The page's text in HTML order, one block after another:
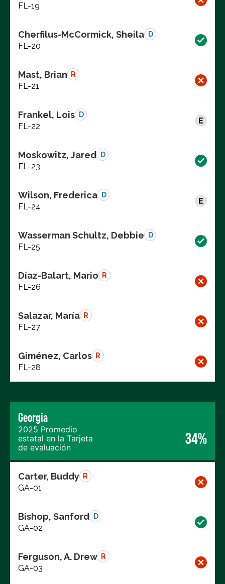
FL-19
Cherfilus-McCormick, Sheila D
FL-20
Mast, Brian R
FL-21
Frankel, Lois D
FL-22
Moskowitz, Jared D
FL-23
Wilson, Frederica D
FL-24
Wasserman Schultz, Debbie D
FL-25
Díaz-Balart, Mario R
FL-26
Salazar, María R
FL-27
Giménez, Carlos R
FL-28
Georgia
2025 Promedio
estatal en la Tarjeta
de evaluación
34%
Carter, Buddy R
GA-01
Bishop, Sanford D
GA-02
Ferguson, A. Drew R
GA-03